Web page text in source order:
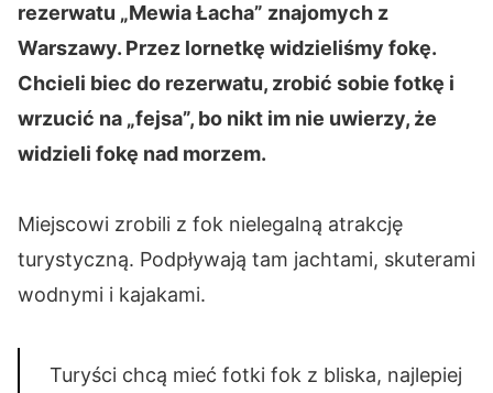
rezerwatu „Mewia Łacha” znajomych z
Warszawy. Przez lornetkę widzieliśmy fokę.
Chcieli biec do rezerwatu, zrobić sobie fotkę i
wrzucić na „fejsa”, bo nikt im nie uwierzy, że
widzieli fokę nad morzem.
Miejscowi zrobili z fok nielegalną atrakcję
turystyczną. Podpływają tam jachtami, skuterami
wodnymi i kajakami.
Turyści chcą mieć fotki fok z bliska, najlepiej